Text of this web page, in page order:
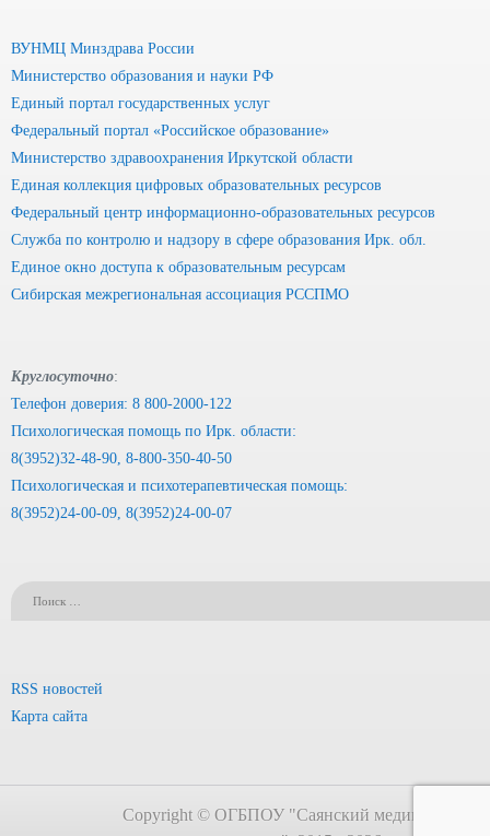
ВУНМЦ Минздрава России
Министерство образования и науки РФ
Единый портал государственных услуг
Федеральный портал «Российское образование»
Министерство здравоохранения Иркутской области
Единая коллекция цифровых образовательных ресурсов
Федеральный центр информационно-образовательных ресурсов
Служба по контролю и надзору в сфере образования Ирк. обл.
Единое окно доступа к образовательным ресурсам
Сибирская межрегиональная ассоциация РССПМО
Круглосуточно:
Телефон доверия: 8 800-2000-122
Психологическая помощь по Ирк. области:
8(3952)32-48-90, 8-800-350-40-50
Психологическая и психотерапевтическая помощь:
8(3952)24-00-09, 8(3952)24-00-07
RSS новостей
Карта сайта
Copyright © ОГБПОУ "Саянский медицинский